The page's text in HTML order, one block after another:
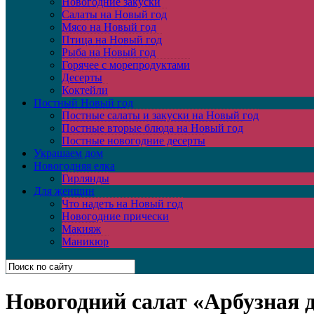
Салаты на Новый год
Мясо на Новый год
Птица на Новый год
Рыба на Новый год
Горячее с морепродуктами
Десерты
Коктейли
Постный Новый год
Постные салаты и закуски на Новый год
Постные вторые блюда на Новый год
Постные новогодние десерты
Украшаем дом
Новогодняя елка
Гирлянды
Для женщин
Что надеть на Новый год
Новогодние прически
Макияж
Маникюр
Новогодний салат «Арбузная